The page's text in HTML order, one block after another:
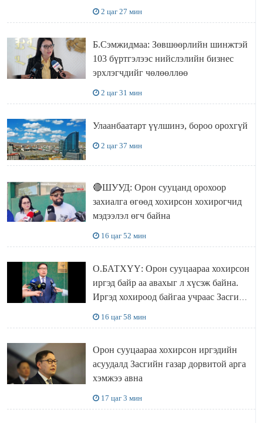
2 цаг 27 мин
Б.Сэмжидмаа: Зөвшөөрлийн шинжтэй
103 бүртгэлээс нийслэлийн бизнес
эрхлэгчдийг чөлөөллөө
2 цаг 31 мин
Улаанбаатарт үүлшинэ, бороо орохгүй
2 цаг 37 мин
🔴ШУУД: Орон сууцанд орохоор
захиалга өгөөд хохирсон хохирогчид
мэдээлэл өгч байна
16 цаг 52 мин
О.БАТХҮҮ: Орон сууцаараа хохирсон
иргэд байр аа авахыг л хүсэж байна.
Иргэд хохироод байгаа учраас Засгийн
16 цаг 58 мин
Орон сууцаараа хохирсон иргэдийн
асуудалд Засгийн газар дорвитой арга
хэмжээ авна
17 цаг 3 мин